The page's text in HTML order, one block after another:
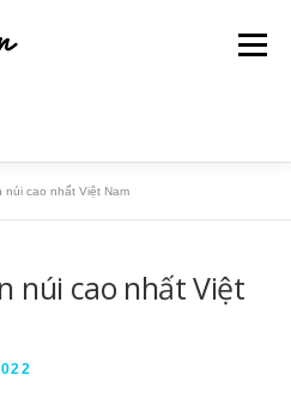
Menu
PHONG THỦY TIN TỨC
núi cao nhất Việt Nam
núi cao nhất Việt